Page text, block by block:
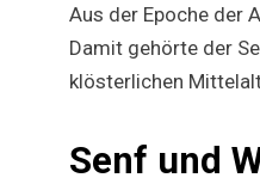
Aus der Epoche der
Damit gehörte der
klösterlichen
Senf und